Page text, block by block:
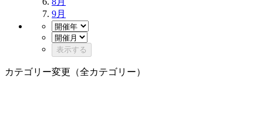
9月
カテゴリー変更（全カテゴリー）